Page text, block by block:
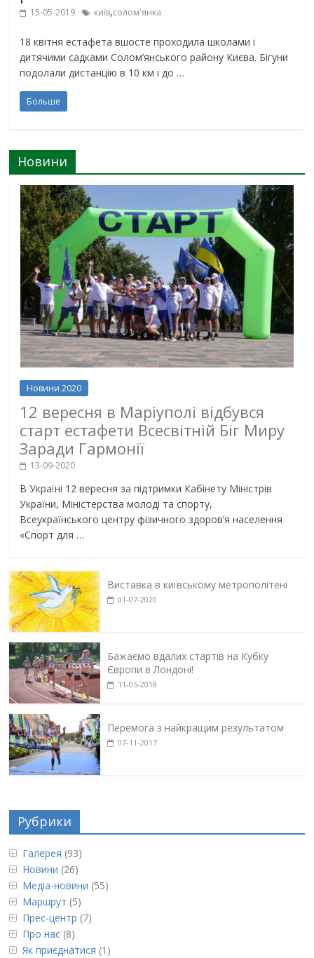
15-05-2019 київ,солом'янка
18 квітня естафета вшосте проходила школами і
дитячими садками Солом’янського району Києва. Бігуни
подолали дистанцію в 10 км і до …
Больше
Новини
Новини 2020
12 вересня в Маріуполі відбувся
старт естафети Всесвітній Біг Миру
Заради Гармонії
13-09-2020
В Україні 12 вересня за підтримки Кабінету Міністрів
України, Міністерства молоді та спорту,
Всеукраїнського центру фізичного здоров’я населення
«Спорт для …
Виставка в київському метрополітені
01-07-2020
Бажаємо вдалих стартів на Кубку
Європи в Лондоні!
11-05-2018
Перемога з найкращим результатом
07-11-2017
Рубрики
Галерея (93)
Новини (26)
Медіа-новини (55)
Маршрут (5)
Прес-центр (7)
Про нас (8)
Як приєднатися (1)